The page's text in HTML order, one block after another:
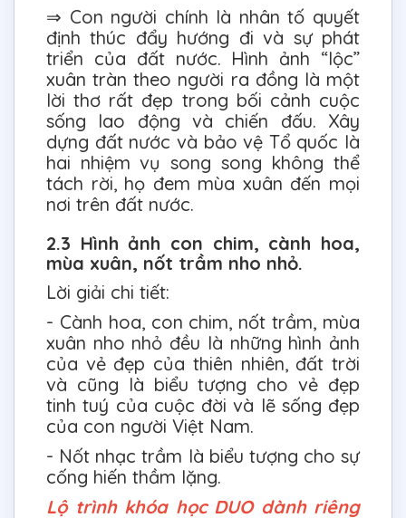
⇒ Con người chính là nhân tố quyết
định thúc đẩy hướng đi và sự phát
triển của đất nước. Hình ảnh “lộc”
xuân tràn theo người ra đồng là một
lời thơ rất đẹp trong bối cảnh cuộc
sống lao động và chiến đấu. Xây
dựng đất nước và bảo vệ Tổ quốc là
hai nhiệm vụ song song không thể
tách rời, họ đem mùa xuân đến mọi
nơi trên đất nước.
2.3 Hình ảnh con chim, cành hoa,
mùa xuân, nốt trầm nho nhỏ.
Lời giải chi tiết:
- Cành hoa, con chim, nốt trầm, mùa
xuân nho nhỏ đều là những hình ảnh
của vẻ đẹp của thiên nhiên, đất trời
và cũng là biểu tượng cho vẻ đẹp
tinh tuý của cuộc đời và lẽ sống đẹp
của con người Việt Nam.
- Nốt nhạc trầm là biểu tượng cho sự
cống hiến thầm lặng.
Lộ trình khóa học DUO dành riêng